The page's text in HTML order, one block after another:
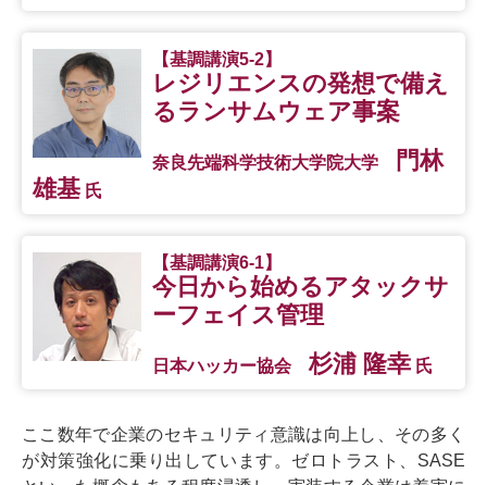
【基調講演5-2】
レジリエンスの発想で備え
るランサムウェア事案
奈良先端科学技術大学院大学
門林
雄基氏
【基調講演6-1】
今日から始めるアタックサ
ーフェイス管理
日本ハッカー協会杉浦 隆幸 氏
ここ数年で企業のセキュリティ意識は向上し、その多く
が対策強化に乗り出しています。ゼロトラスト、SASE